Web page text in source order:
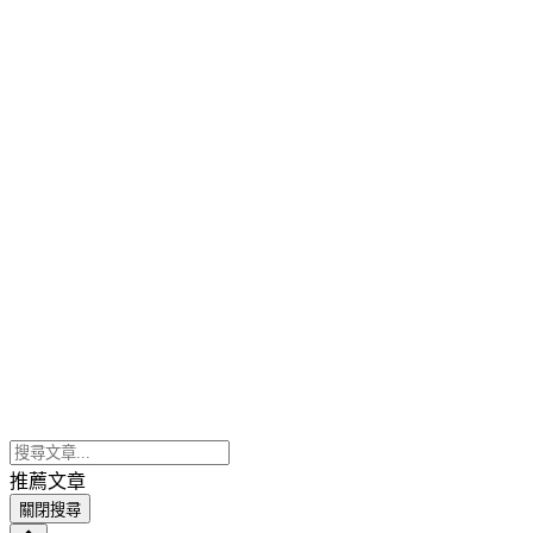
推薦文章
關閉搜尋